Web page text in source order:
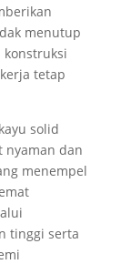
menutup
konstruksi
tetap
solid
nyaman dan
menempel
tinggi serta